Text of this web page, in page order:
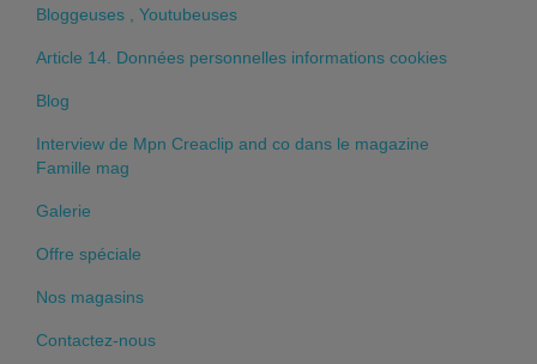
Bloggeuses , Youtubeuses
Article 14. Données personnelles informations cookies
Blog
Interview de Mpn Creaclip and co dans le magazine
Famille mag
Galerie
Offre spéciale
Nos magasins
Contactez-nous